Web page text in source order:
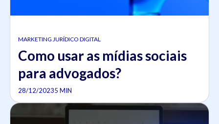
MARKETING JURÍDICO DIGITAL
Como usar as mídias sociais
para advogados?
28/12/20235 MIN